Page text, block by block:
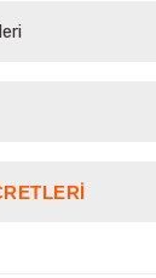
resim, ürün